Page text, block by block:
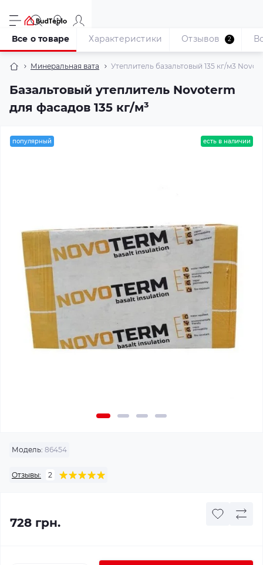
Минеральная вата Утеплитель базальтовый 135 кг/м3
Базальтовый утеплитель Novoterm
для фасадов 135 кг/м³
Все о товаре Характеристики Отзывов 2
популярный есть в наличии
Модель: 86454
Отзывы: 2
728 грн.